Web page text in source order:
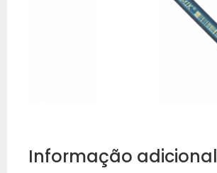
Informação adicional